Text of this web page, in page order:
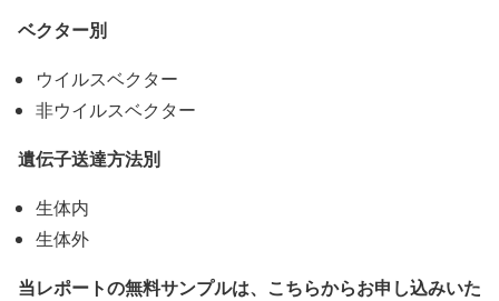
ベクター別
ウイルスベクター
非ウイルスベクター
遺伝子送達方法別
生体内
生体外
当レポートの無料サンプルは、こちらからお申し込みいた